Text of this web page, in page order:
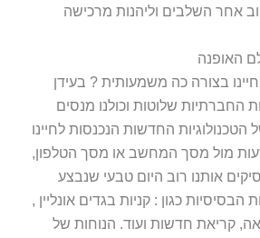
אחר השלבים וליהנות מרכישה
האופנה
בצורה כה משמעותית ? בעידן
החברתיות שלוטות וכולנו מנסים
החדשות הנכנסות לחיינו
מול מסך המחשב או מסך הטלפון,
אותנו רוב היום טבעי שנבצע
כגון : קניות בגדים אונליין ,
קריאת חדשות ועוד. הנוחות של